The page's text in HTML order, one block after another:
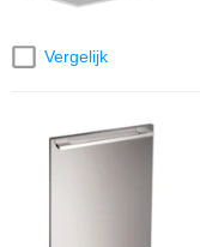
Vergelijk